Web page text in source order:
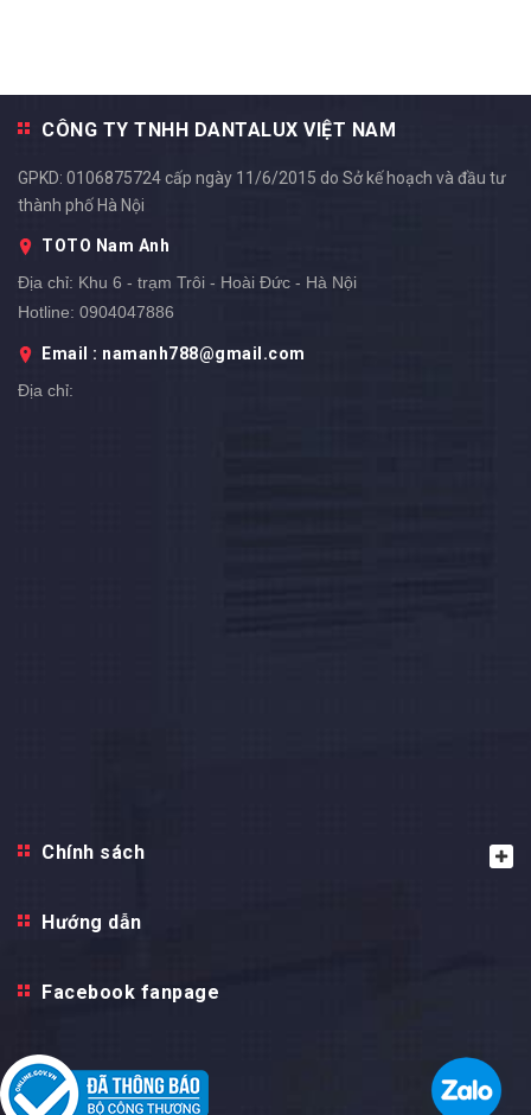
CÔNG TY TNHH DANTALUX VIỆT NAM
GPKD: 0106875724 cấp ngày 11/6/2015 do Sở kế hoạch và đầu tư
thành phố Hà Nội
TOTO Nam Anh
Địa chỉ: Khu 6 - trạm Trôi - Hoài Đức - Hà Nội
Hotline: 0904047886
Email : namanh788@gmail.com
Địa chỉ:
Chính sách
Hướng dẫn
Facebook fanpage